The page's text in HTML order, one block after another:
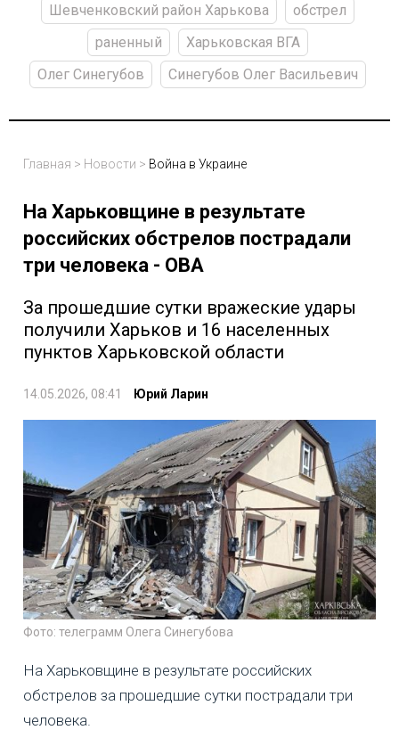
Шевченковский район Харькова
обстрел
раненный
Харьковская ВГА
Олег Синегубов
Синегубов Олег Васильевич
Главная > Новости > Война в Украине
На Харьковщине в результате
российских обстрелов пострадали
три человека - ОВА
За прошедшие сутки вражеские удары
получили Харьков и 16 населенных
пунктов Харьковской области
14.05.2026, 08:41 Юрий Ларин
Фото: телеграмм Олега Синегубова
На Харьковщине в результате российских
обстрелов за прошедшие сутки пострадали три
человека.